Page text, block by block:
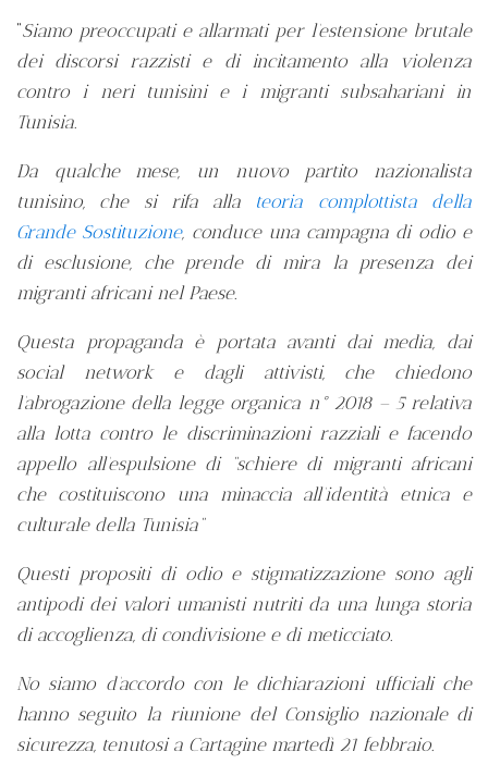
“Siamo preoccupati e allarmati per l’estensione brutale
dei discorsi razzisti e di incitamento alla violenza
contro i neri tunisini e i migranti subsahariani in
Tunisia.
Da qualche mese, un nuovo partito nazionalista
tunisino, che si rifa alla teoria complottista della
Grande Sostituzione, conduce una campagna di odio e
di esclusione, che prende di mira la presenza dei
migranti africani nel Paese.
Questa propaganda è portata avanti dai media, dai
social network e dagli attivisti, che chiedono
l’abrogazione della legge organica n° 2018 – 5 relativa
alla lotta contro le discriminazioni razziali e facendo
appello all’espulsione di “schiere di migranti africani
che costituiscono una minaccia all’identità etnica e
culturale della Tunisia”
Questi propositi di odio e stigmatizzazione sono agli
antipodi dei valori umanisti nutriti da una lunga storia
di accoglienza, di condivisione e di meticciato.
No siamo d’accordo con le dichiarazioni ufficiali che
hanno seguito la riunione del Consiglio nazionale di
sicurezza, tenutosi a Cartagine martedì 21 febbraio.